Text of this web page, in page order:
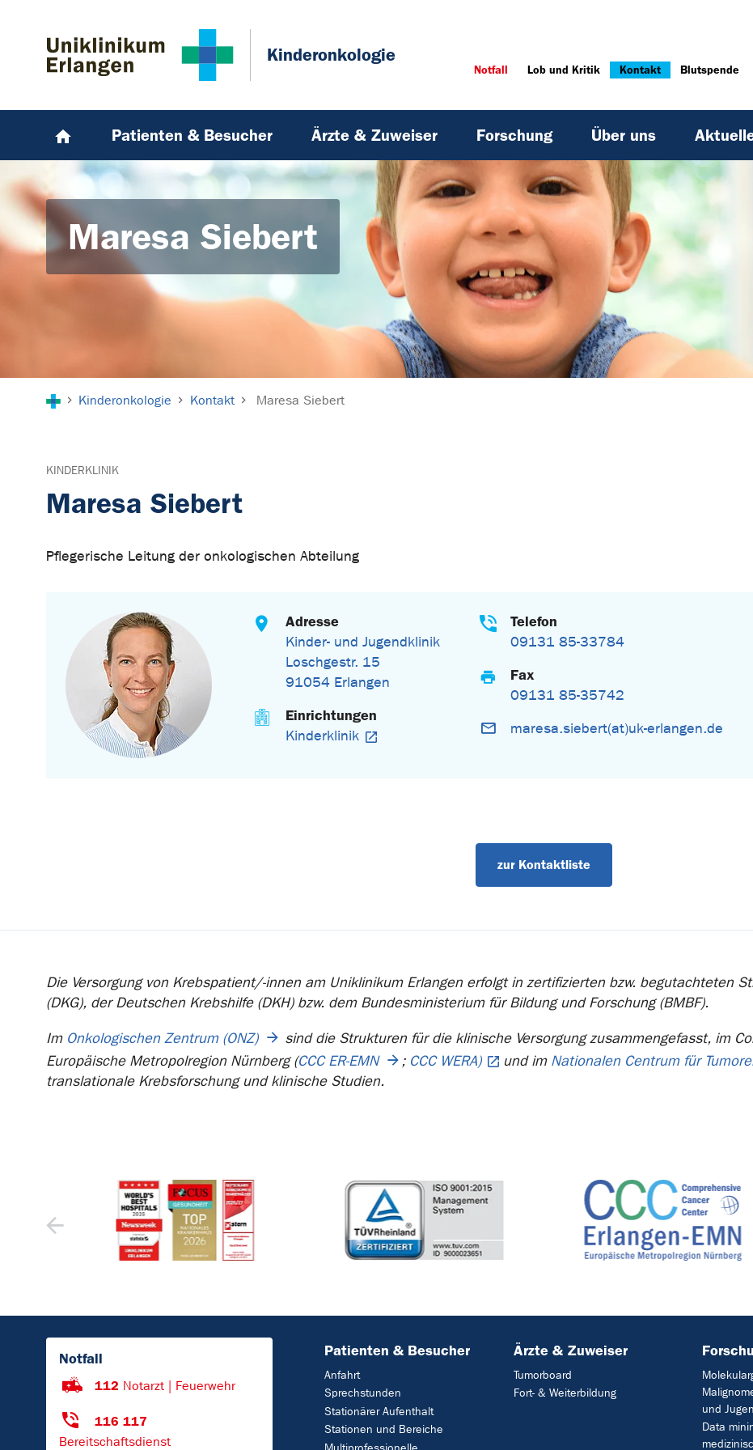
Kinderonkologie
Notfall Lob und Kritik Kontakt Blutspende
Patienten & Besucher Ärzte & Zuweiser Forschung Über uns
Maresa Siebert
Kinderonkologie Kontakt Maresa Siebert
KINDERKLINIK
Maresa Siebert
Pflegerische Leitung der onkologischen Abteilung
Adresse
Kinder- und Jugendklinik
Loschgestr. 15
91054 Erlangen
Einrichtungen
Kinderklinik
Telefon
09131 85-33784
Fax
09131 85-35742
maresa.siebert(at)uk-erlangen.de
zur Kontaktliste
Die Versorgung von Krebspatient/-innen am Uniklinikum Erlangen erfolgt in zertifizierten bzw. begutachteten
(DKG), der Deutschen Krebshilfe (DKH) bzw. dem Bundesministerium für Bildung und Forschung (BMBF).
Im Onkologischen Zentrum (ONZ)
sind die Strukturen für die klinische Versorgung zusammengefasst, im
Europäische Metropolregion Nürnberg (CCC ER-EMN ; CCC WERA) und im Nationalen Centrum für
translationale Krebsforschung und klinische Studien.
Notfall
112 Notarzt | Feuerwehr
116 117
Bereitschaftsdienst
Patienten & Besucher
Anfahrt
Sprechstunden
Stationärer Aufenthalt
Stationen und Bereiche
Ärzte & Zuweiser
Tumorboard
Fort- & Weiterbildung
und
Data